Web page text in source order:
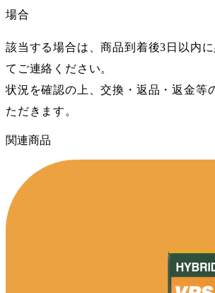
場合
該当する場合は、商品到着後3日以内
てご連絡ください。
状況を確認の上、交換・返品・返金等
ただきます。
関連商品